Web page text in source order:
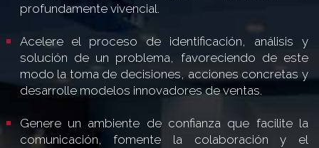
profundamente vivencial.
Acelere el proceso de identificación, análisis y
solución de un problema, favoreciendo de este
modo la toma de decisiones, acciones concretas y
desarrolle modelos innovadores de ventas.
Genere un ambiente de confianza que facilite la
comunicación, fomente la colaboración y el